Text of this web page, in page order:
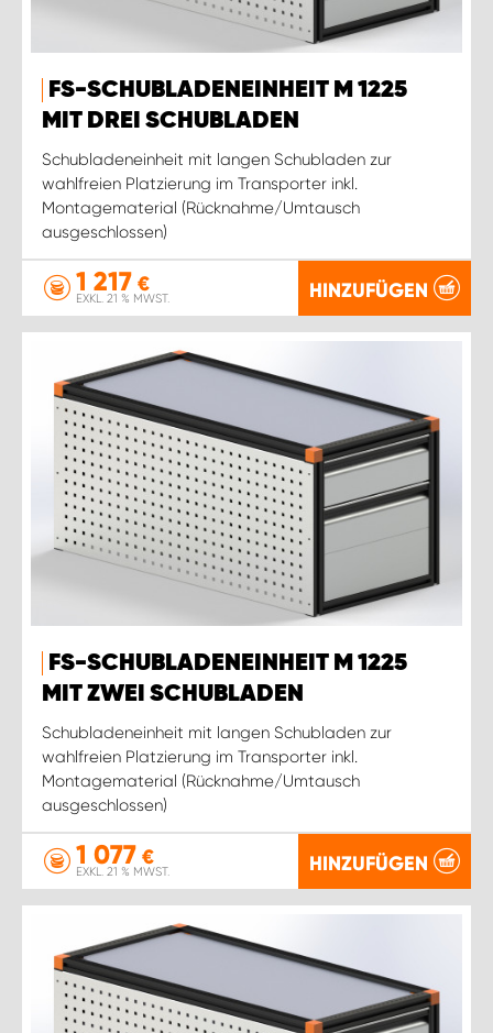
FS-SCHUBLADENEINHEIT M 1225
MIT DREI SCHUBLADEN
Schubladeneinheit mit langen Schubladen zur
wahlfreien Platzierung im Transporter inkl.
Montagematerial (Rücknahme/Umtausch
ausgeschlossen)
1 217 €
EXKL. 21 % MWST. HINZUFÜGEN
FS-SCHUBLADENEINHEIT M 1225
MIT ZWEI SCHUBLADEN
Schubladeneinheit mit langen Schubladen zur
wahlfreien Platzierung im Transporter inkl.
Montagematerial (Rücknahme/Umtausch
ausgeschlossen)
1 077 €
EXKL. 21 % MWST. HINZUFÜGEN